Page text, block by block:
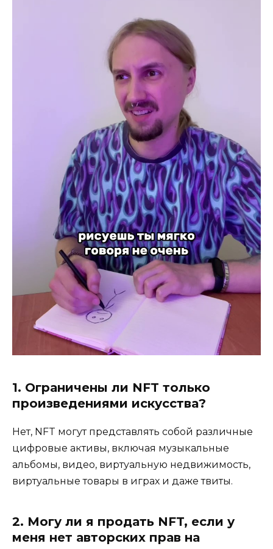
1. Ограничены ли NFT только
произведениями искусства?
Нет, NFT могут представлять собой различные
цифровые активы, включая музыкальные
альбомы, видео, виртуальную недвижимость,
виртуальные товары в играх и даже твиты.
2. Могу ли я продать NFT, если у
меня нет авторских прав на